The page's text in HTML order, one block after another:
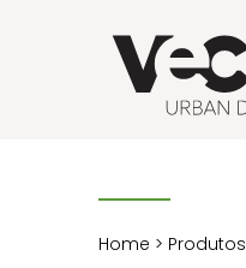
Home > Produtos